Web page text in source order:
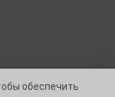
обеспечить